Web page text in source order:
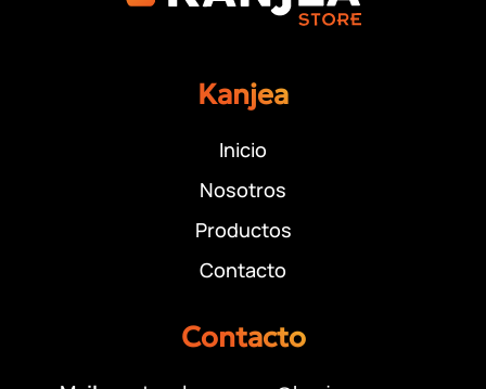
Kanjea
Inicio
Nosotros
Productos
Contacto
Contacto